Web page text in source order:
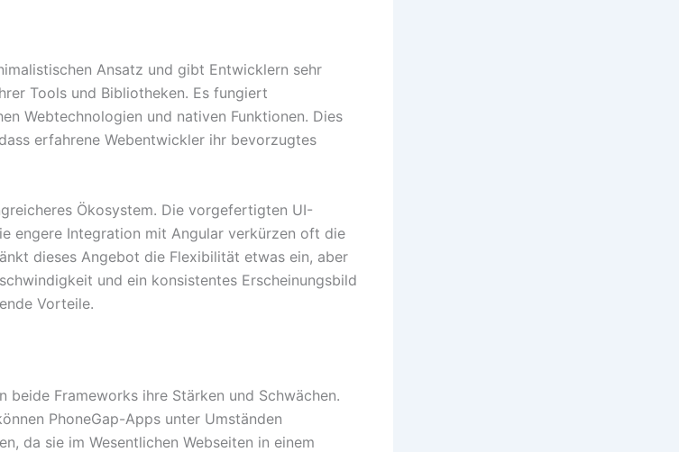
Ansatz und gibt Entwicklern sehr
Tools und Bibliotheken. Es fungiert
Webtechnologien und nativen Funktionen. Dies
erfahrene Webentwickler ihr bevorzugtes
Ökosystem. Die vorgefertigten UI-
engere Integration mit Angular verkürzen oft die
dieses Angebot die Flexibilität etwas ein, aber
und ein konsistentes Erscheinungsbild
Vorteile.
beide Frameworks ihre Stärken und Schwächen.
PhoneGap-Apps unter Umständen
da sie im Wesentlichen Webseiten in einem